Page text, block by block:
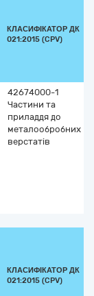
КЛАСИФІКАТОР ДК
021:2015 (CPV)
42674000-1
Частини та
приладдя до
металообробних
верстатів
КЛАСИФІКАТОР ДК
021:2015 (CPV)